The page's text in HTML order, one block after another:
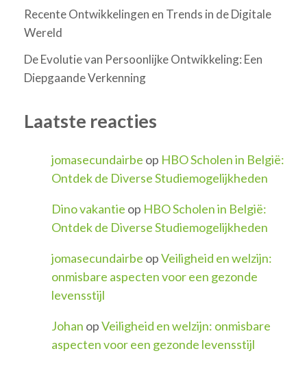
Recente Ontwikkelingen en Trends in de Digitale
Wereld
De Evolutie van Persoonlijke Ontwikkeling: Een
Diepgaande Verkenning
Laatste reacties
jomasecundairbe op HBO Scholen in België:
Ontdek de Diverse Studiemogelijkheden
Dino vakantie op HBO Scholen in België:
Ontdek de Diverse Studiemogelijkheden
jomasecundairbe opVeiligheid en welzijn:
onmisbare aspecten voor een gezonde
levensstijl
Johan opVeiligheid en welzijn: onmisbare
aspecten voor een gezonde levensstijl